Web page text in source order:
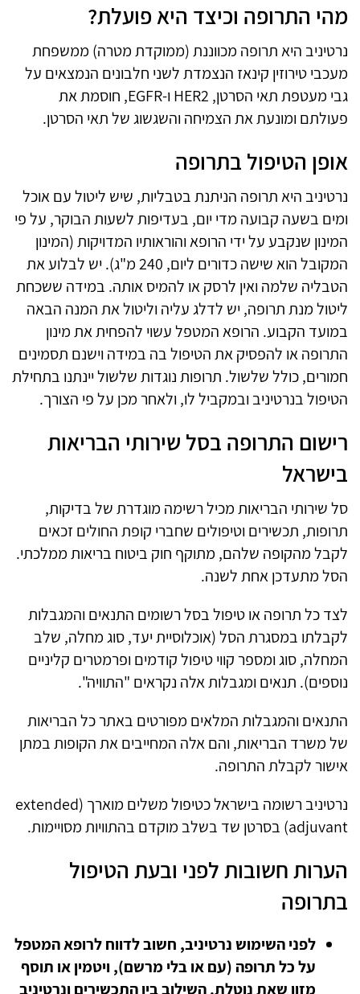
מהי התרופה וכיצד היא פועלת?
נרטיניב היא תרופה מכווננת (ממוקדת מטרה) ממשפחת
מעכבי טירוזין קינאז הנצמדת לשני חלבונים הנמצאים על
גבי מעטפת תאי הסרטן, HER2 ו-EGFR, חוסמת את
פעולתם ומונעת את הצמיחה והשגשוג של תאי הסרטן.
אופן הטיפול בתרופה
נרטיניב היא תרופה הניתנת בטבליות, שיש ליטול עם אוכל
ומים בשעה קבועה מדי יום, בעדיפות לשעות הבוקר, על פי
המינון שנקבע על ידי הרופא והוראותיו המדויקות (המינון
המקובל הוא שישה כדורים ליום, 240 מ"ג). יש לבלוע את
הטבליה שלמה ואין לרסק או להמיס אותה. במידה ששכחת
ליטול מנת תרופה, יש לדלג עליה וליטול את המנה הבאה
במועד הקבוע. הרופא המטפל עשוי להפחית את מינון
התרופה או להפסיק את הטיפול בה במידה וישנם תסמינים
חמורים, כולל שלשול. תרופות נוגדות שלשול יינתנו בתחילת
הטיפול בנרטיניב ובמקביל לו, ולאחר מכן על פי הצורך.
רישום התרופה בסל שירותי הבריאות
בישראל
סל שירותי הבריאות מכיל רשימה מוגדרת של בדיקות,
תרופות, תכשירים וטיפולים שחברי קופת החולים זכאים
לקבל מהקופה שלהם, מתוקף חוק ביטוח בריאות ממלכתי.
הסל מתעדכן אחת לשנה.
לצד כל תרופה או טיפול בסל רשומים התנאים והמגבלות
לקבלתו במסגרת הסל (אוכלוסיית יעד, סוג מחלה, שלב
המחלה, סוג ומספר קווי טיפול קודמים ופרמטרים קליניים
נוספים). תנאים ומגבלות אלה נקראים "התוויה".
התנאים והמגבלות המלאים מפורטים באתר כל הבריאות
של משרד הבריאות, והם אלה המחייבים את הקופות במתן
אישור לקבלת התרופה.
נרטיניב רשומה בישראל כטיפול משלים מוארך (extended
adjuvant) בסרטן שד בשלב מוקדם בהתוויות מסויימות.
הערות חשובות לפני ובעת הטיפול
בתרופה
לפני השימוש נרטיניב, חשוב לדווח לרופא המטפל
על כל תרופה (עם או בלי מרשם), ויטמין או תוסף
מזון שאת נוטלת. השילוב בין התכשירים ונרטיניב